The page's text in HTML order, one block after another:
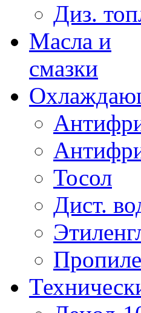
Диз.
Масла и
смазки
Тосол
Дист.